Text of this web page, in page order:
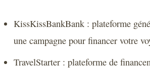
KissKissBankBank : plateforme
une campagne pour financer votre
TravelStarter : plateforme de